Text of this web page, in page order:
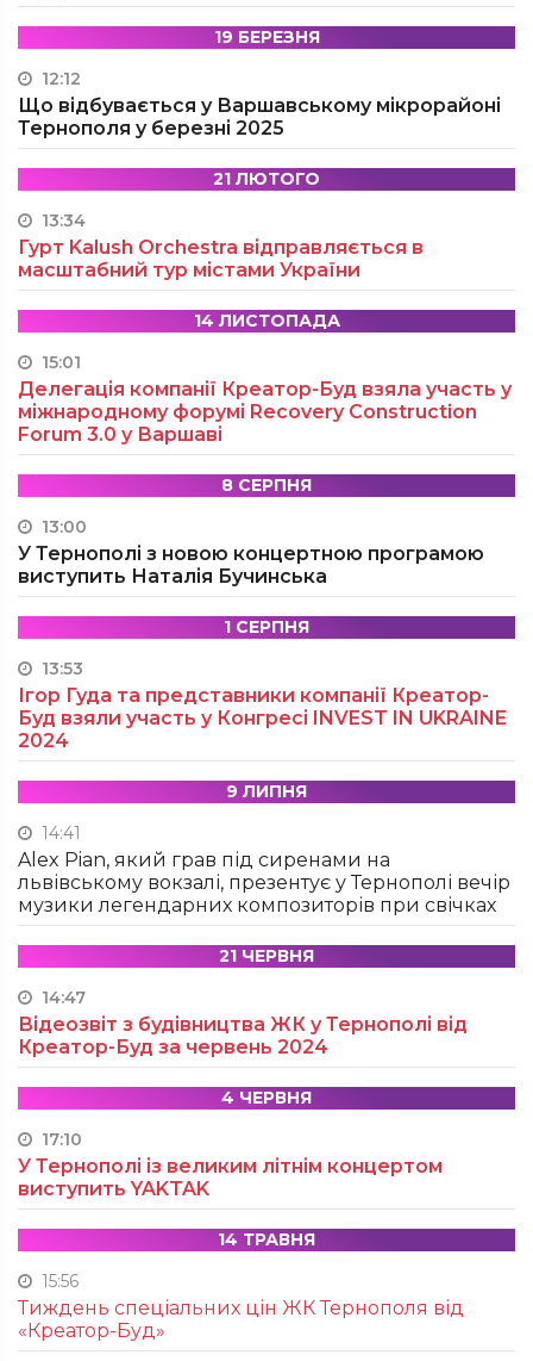
19 БЕРЕЗНЯ
12:12
Що відбувається у Варшавському мікрорайоні
Тернополя у березні 2025
21 ЛЮТОГО
13:34
Гурт Kalush Orchestra відправляється в
масштабний тур містами України
14 ЛИСТОПАДА
15:01
Делегація компанії Креатор-Буд взяла участь у
міжнародному форумі Recovery Construction
Forum 3.0 у Варшаві
8 СЕРПНЯ
13:00
У Тернополі з новою концертною програмою
виступить Наталія Бучинська
1 СЕРПНЯ
13:53
Ігор Гуда та представники компанії Креатор-
Буд взяли участь у Конгресі INVEST IN UKRAINE
2024
9 ЛИПНЯ
14:41
Alex Pian, який грав під сиренами на
львівському вокзалі, презентує у Тернополі вечір
музики легендарних композиторів при свічках
21 ЧЕРВНЯ
14:47
Відеозвіт з будівництва ЖК у Тернополі від
Креатор-Буд за червень 2024
4 ЧЕРВНЯ
17:10
У Тернополі із великим літнім концертом
виступить YAKTAK
14 ТРАВНЯ
15:56
Тиждень спеціальних цін ЖК Тернополя від
«Креатор-Буд»